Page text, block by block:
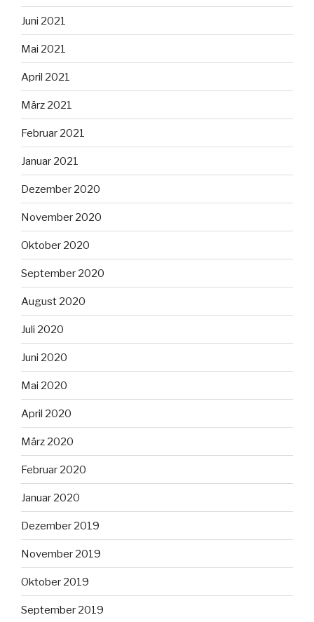
Juni 2021
Mai 2021
April 2021
März 2021
Februar 2021
Januar 2021
Dezember 2020
November 2020
Oktober 2020
September 2020
August 2020
Juli 2020
Juni 2020
Mai 2020
April 2020
März 2020
Februar 2020
Januar 2020
Dezember 2019
November 2019
Oktober 2019
September 2019